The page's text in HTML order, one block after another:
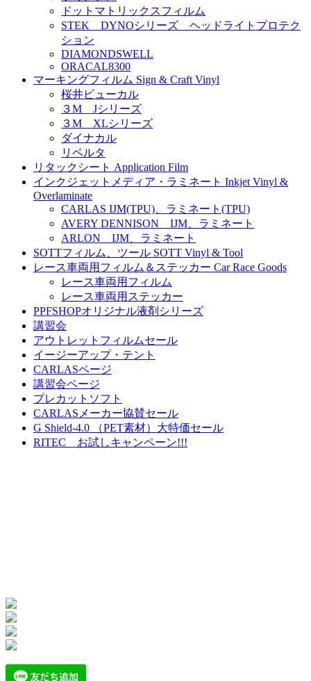
ドットマトリックスフィルム
STEK DYNOシリーズ ヘッドライトプロテク
ション
DIAMONDSWELL
ORACAL8300
マーキングフィルム Sign & Craft Vinyl
桜井ビューカル
３M Jシリーズ
３M XLシリーズ
ダイナカル
リベルタ
リタックシート Application Film
インクジェットメディア・ラミネート Inkjet Vinyl &
Overlaminate
CARLAS IJM(TPU)、ラミネート(TPU)
AVERY DENNISON IJM、ラミネート
ARLON IJM、ラミネート
SOTTフィルム、ツール SOTT Vinyl & Tool
レース車両用フィルム＆ステッカー Car Race Goods
レース車両用フィルム
レース車両用ステッカー
PPFSHOPオリジナル液剤シリーズ
講習会
アウトレットフィルムセール
イージーアップ・テント
CARLASページ
講習会ページ
プレカットソフト
CARLASメーカー協賛セール
G Shield-4.0 （PET素材）大特価セール
RITEC お試しキャンペーン!!!